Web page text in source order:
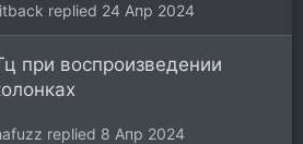
р
24 Апр 2024
при воспроизведении
8 Апр 2024